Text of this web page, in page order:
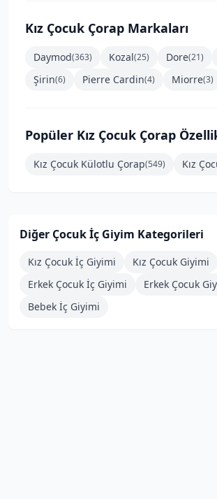
Kız Çocuk Çorap Markaları
Daymod(363) Kozal(25) Dore(21)
Şirin(6) Pierre Cardin(4) Miorre(3)
Popüler Kız Çocuk Çorap
Kız Çocuk Külotlu Çorap(549) Kız
Diğer Çocuk İç Giyim Kategorileri
Kız Çocuk İç Giyimi
Kız Çocuk Giyimi
Erkek Çocuk İç Giyimi
Erkek Çocuk
Bebek İç Giyimi